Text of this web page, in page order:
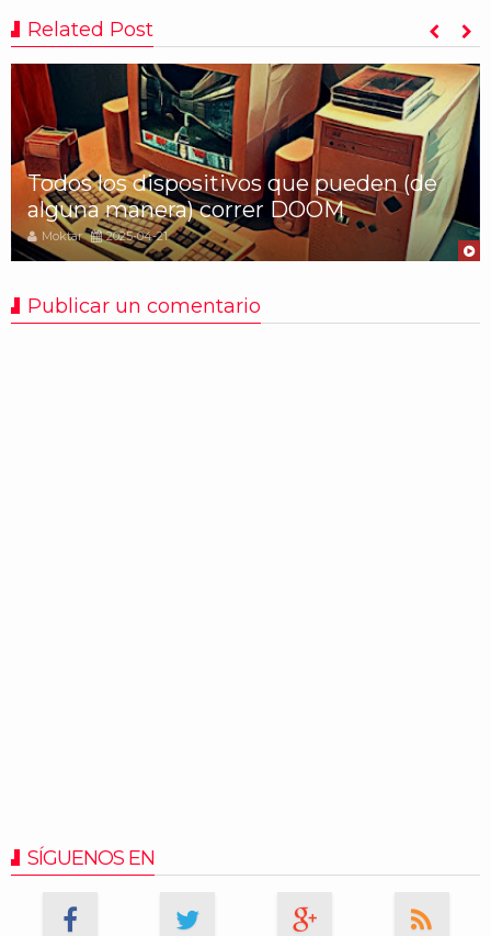
Related Post
Todos los dispositivos que pueden (de
alguna manera) correr DOOM
Moktar 2025-04-21
Publicar un comentario
SÍGUENOS EN